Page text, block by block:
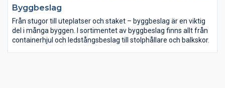
Byggbeslag
Från stugor till uteplatser och staket – byggbeslag är en viktig
del i många byggen. I sortimentet av byggbeslag finns allt från
containerhjul och ledstångsbeslag till stolphållare och balkskor.